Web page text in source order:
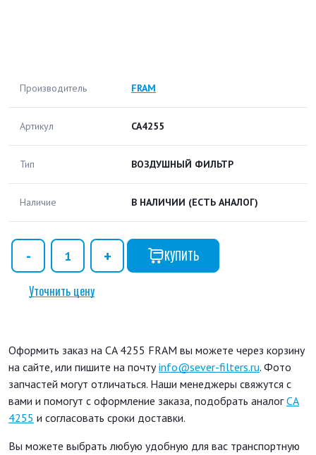
Производитель FRAM
Артикул CA4255
Тип ВОЗДУШНЫЙ ФИЛЬТР
Наличие В НАЛИЧИИ (ЕСТЬ АНАЛОГ)
КУПИТЬ
Уточнить цену
Оформить заказ на CA 4255 FRAM вы можете через корзину
на сайте, или пишите на почтуinfo@sever-filters.ru. Фото
запчастей могут отличаться. Наши менеджеры свяжутся с
вами и помогут с оформление заказа, подобрать аналогCA
4255 и согласовать сроки доставки.
Вы можете выбрать любую удобную для вас транспортную